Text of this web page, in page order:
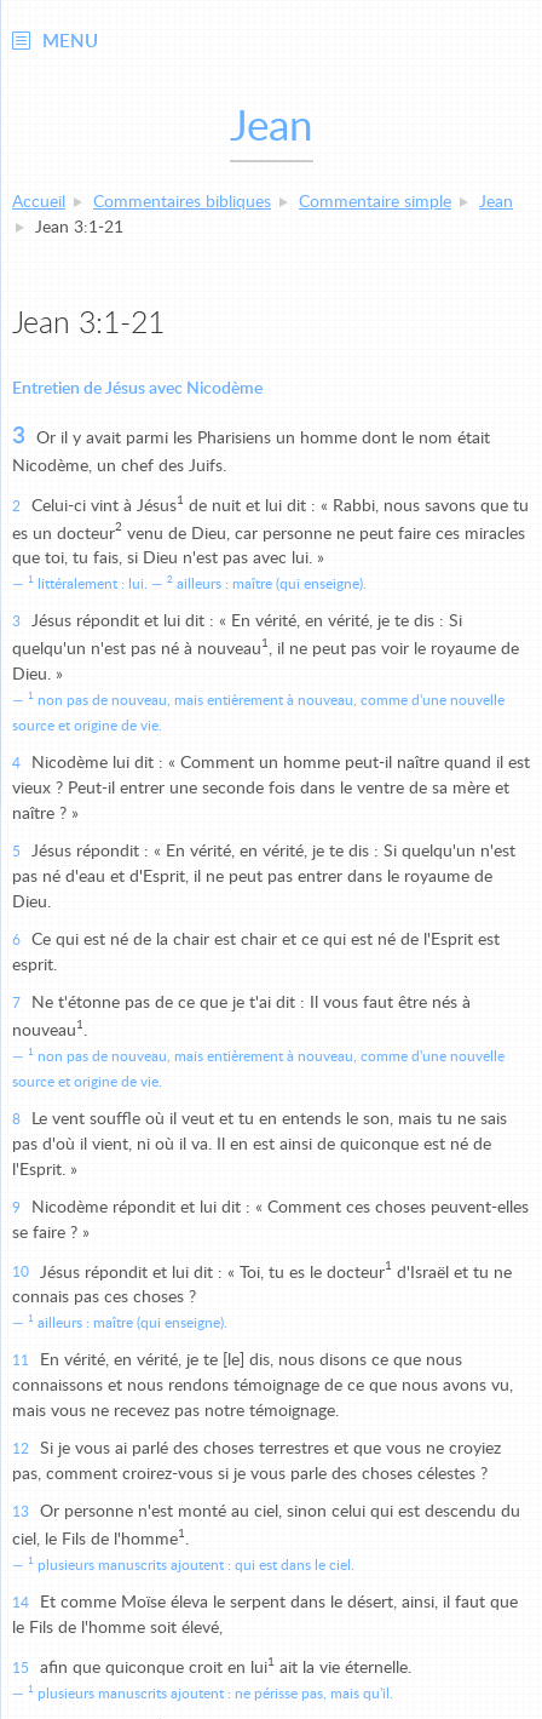
MENU
Jean
Accueil Commentaires bibliques Commentaire simple
Jean
Jean 3:1-21
Jean 3:1-21
Entretien de Jésus avec Nicodème
3
Or il y avait parmi les Pharisiens un homme dont le nom était
Nicodème, un chef des Juifs.
2 Celui-ci vint à Jésus1 de nuit et lui dit : « Rabbi, nous savons que tu
es un docteur2 venu de Dieu, car personne ne peut faire ces miracles
que toi, tu fais, si Dieu n'est pas avec lui. »
1 littéralement : lui. 2 ailleurs : maître (qui enseigne).
3
Jésus répondit et lui dit : « En vérité, en vérité, je te dis : Si
quelqu'un n'est pas né à nouveau 1 , il ne peut pas voir le royaume de
Dieu. »
1 non pas de nouveau, mais entièrement à nouveau, comme d'une nouvelle
source et origine de vie.
4
Nicodème lui dit : « Comment un homme peut-il naître quand il est
vieux ? Peut-il entrer une seconde fois dans le ventre de sa mère et
naître ? »
5
Jésus répondit : « En vérité, en vérité, je te dis : Si quelqu'un n'est
pas né d'eau et d'Esprit, il ne peut pas entrer dans le royaume de
Dieu.
6
Ce qui est né de la chair est chair et ce qui est né de l'Esprit est
esprit.
7
Ne t'étonne pas de ce que je t'ai dit : Il vous faut être nés à
nouveau 1
1 non pas de nouveau, mais entièrement à nouveau, comme d'une nouvelle
source et origine de vie.
8
Le vent souffle où il veut et tu en entends le son, mais tu ne sais
pas d'où il vient, ni où il va. Il en est ainsi de quiconque est né de
l'Esprit. »
9
Nicodème répondit et lui dit : « Comment ces choses peuvent-elles
se faire ? »
10 Jésus répondit et lui dit : « Toi, tu es le docteur1 d'Israël et tu ne
connais pas ces choses ?
1 ailleurs : maître (qui enseigne).
11
En vérité, en vérité, je te [le] dis, nous disons ce que nous
connaissons et nous rendons témoignage de ce que nous avons vu,
mais vous ne recevez pas notre témoignage.
12
Si je vous ai parlé des choses terrestres et que vous ne croyiez
pas, comment croirez-vous si je vous parle des choses célestes ?
13
Or personne n'est monté au ciel, sinon celui qui est descendu du
ciel, le Fils de l'homme1 .
1 plusieurs manuscrits ajoutent : qui est dans le ciel.
14
Et comme Moïse éleva le serpent dans le désert, ainsi, il faut que
le Fils de l'homme soit élevé,
15 afin que quiconque croit en lui1 ait la vie éternelle.
1 plusieurs manuscrits ajoutent : ne périsse pas, mais qu'il.